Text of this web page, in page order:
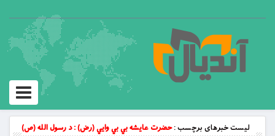
Toggle
لیست خبرهای برچسب :حضرت عايشه بي بي وايي (رض) : د رسول الله (ص)